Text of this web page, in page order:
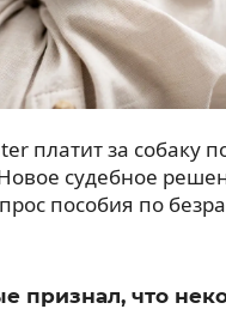
платит за собаку
судебное
пособия по
признал, что